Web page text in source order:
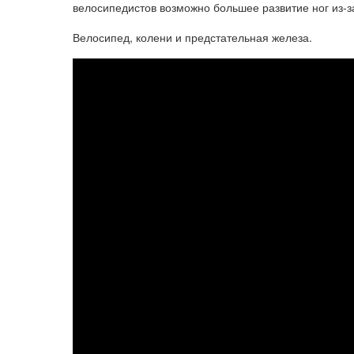
велосипедистов возможно большее развитие ног из-
Велосипед, колени и предстательная железа.